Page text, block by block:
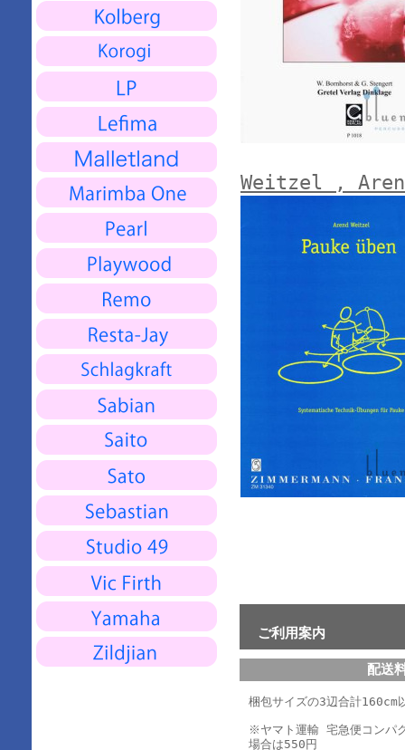
Weitzel ,
ご利用案内
配送
梱包サイズの3辺合計
※ヤマト運輸 宅急便コンパ
場合は550円